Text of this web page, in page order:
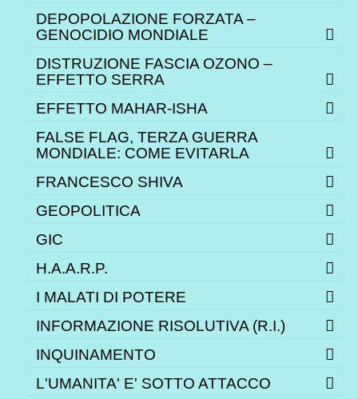
DEPOPOLAZIONE FORZATA –
GENOCIDIO MONDIALE
DISTRUZIONE FASCIA OZONO –
EFFETTO SERRA
EFFETTO MAHAR-ISHA
FALSE FLAG, TERZA GUERRA
MONDIALE: COME EVITARLA
FRANCESCO SHIVA
GEOPOLITICA
GIC
H.A.A.R.P.
I MALATI DI POTERE
INFORMAZIONE RISOLUTIVA (R.I.)
INQUINAMENTO
L'UMANITA' E' SOTTO ATTACCO